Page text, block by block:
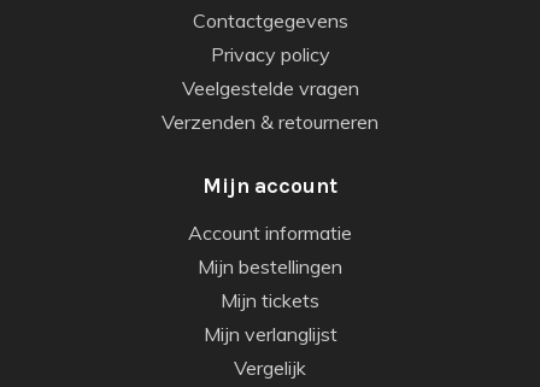
Contactgegevens
Privacy policy
Veelgestelde vragen
Verzenden & retourneren
Mijn account
Account informatie
Mijn bestellingen
Mijn tickets
Mijn verlanglijst
Vergelijk